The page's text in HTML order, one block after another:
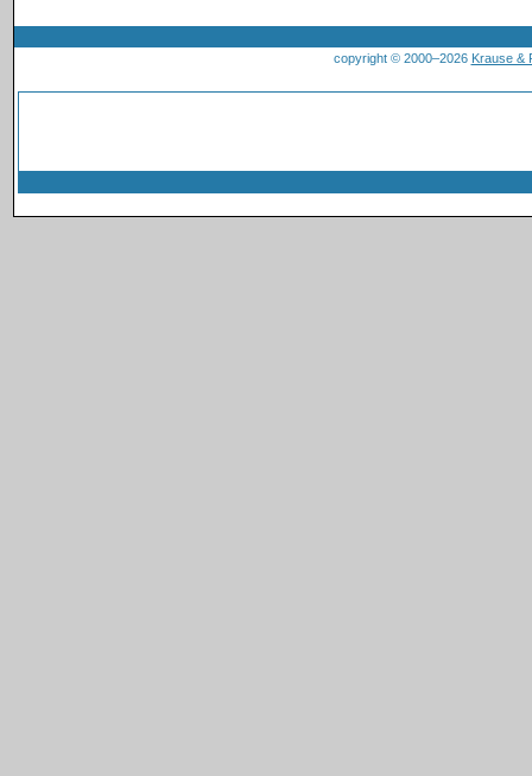
copyright © 2000–2026 Krause &